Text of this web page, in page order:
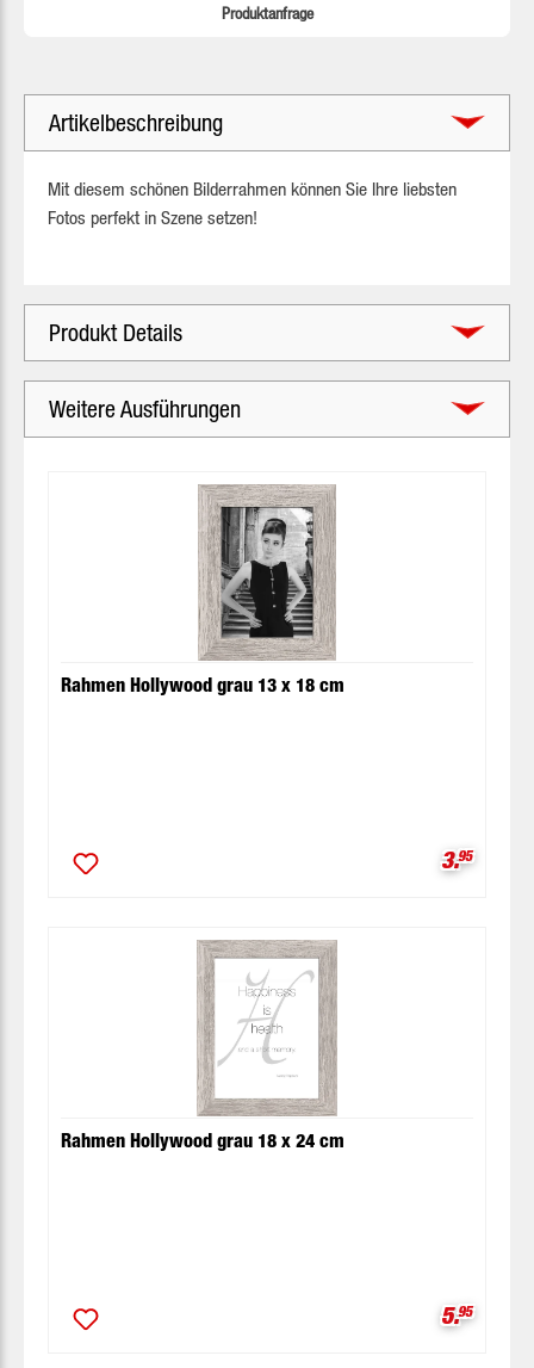
Produktanfrage
Artikelbeschreibung
Mit diesem schönen Bilderrahmen können Sie Ihre liebsten
Fotos perfekt in Szene setzen!
Produkt Details
Weitere Ausführungen
Rahmen Hollywood grau 13 x 18 cm
3.95
Rahmen Hollywood grau 18 x 24 cm
5.95